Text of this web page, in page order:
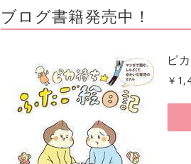
ブログ書籍発売中！
ピ
￥